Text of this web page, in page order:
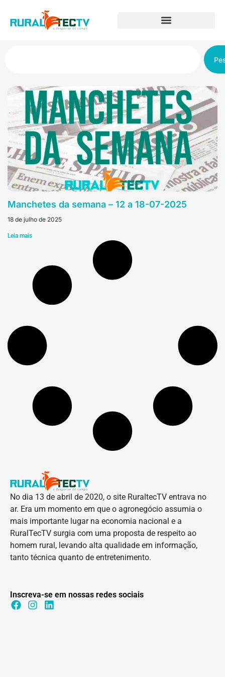
Manchetes da semana – 12 a 18-07-2025
18 de julho de 2025
Leia mais
No dia 13 de abril de 2020, o site RuraltecTV entrava no
ar. Era um momento em que o agronegócio assumia o
mais importante lugar na economia nacional e a
RuralTecTV surgia com uma proposta de respeito ao
homem rural, levando alta qualidade em informação,
tanto técnica quanto de entretenimento.
Inscreva-se em nossas redes sociais